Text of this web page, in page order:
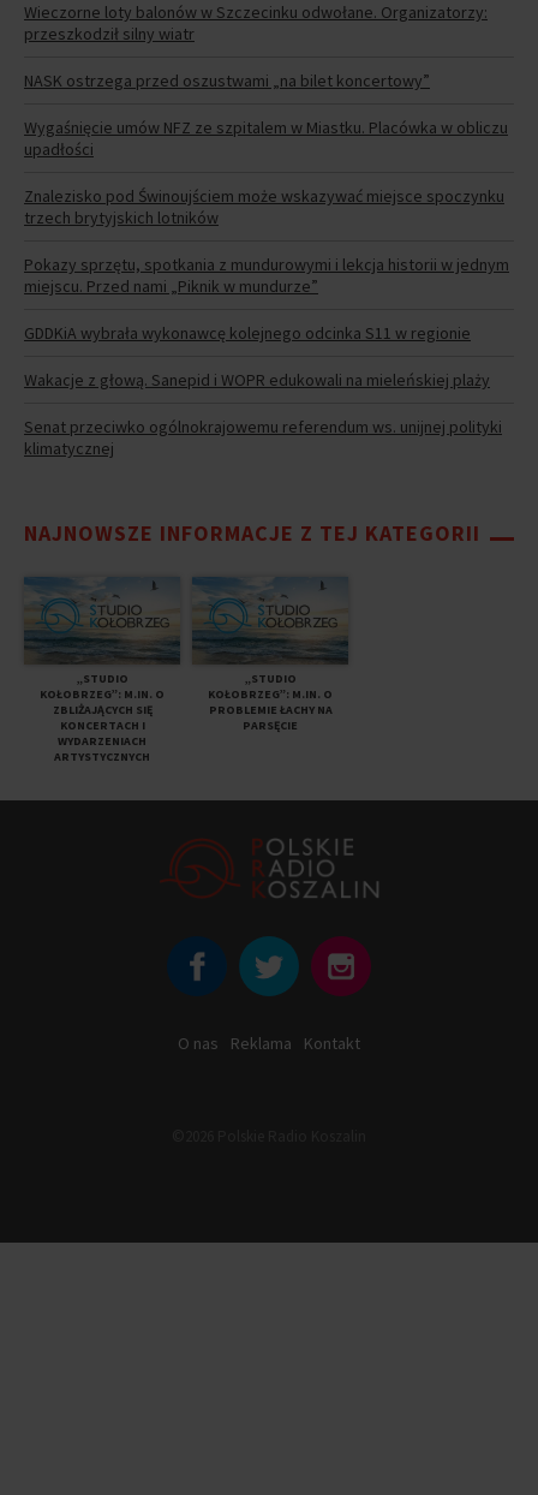
Wieczorne loty balonów w Szczecinku odwołane. Organizatorzy:
przeszkodził silny wiatr
NASK ostrzega przed oszustwami „na bilet koncertowy”
Wygaśnięcie umów NFZ ze szpitalem w Miastku. Placówka w obliczu
upadłości
Znalezisko pod Świnoujściem może wskazywać miejsce spoczynku
trzech brytyjskich lotników
Pokazy sprzętu, spotkania z mundurowymi i lekcja historii w jednym
miejscu. Przed nami „Piknik w mundurze”
GDDKiA wybrała wykonawcę kolejnego odcinka S11 w regionie
Wakacje z głową. Sanepid i WOPR edukowali na mieleńskiej plaży
Senat przeciwko ogólnokrajowemu referendum ws. unijnej polityki
klimatycznej
NAJNOWSZE INFORMACJE Z TEJ KATEGORII
„STUDIO
KOŁOBRZEG”: M.IN. O
ZBLIŻAJĄCYCH SIĘ
KONCERTACH I
WYDARZENIACH
ARTYSTYCZNYCH
„STUDIO
KOŁOBRZEG”: M.IN. O
PROBLEMIE ŁACHY NA
PARSĘCIE
O nas Reklama Kontakt